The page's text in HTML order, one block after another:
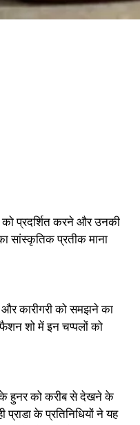
को प्रदर्शित करने और उनकी
सांस्कृतिक प्रतीक माना
और कारीगरी को समझने का
फैशन शो में इन चप्पलों को
के हुनर को करीब से देखने के
प्राडा के प्रतिनिधियों ने यह